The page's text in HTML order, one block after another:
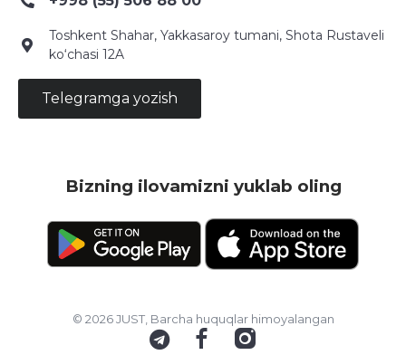
Toshkent Shahar, Yakkasaroy tumani, Shota Rustaveli
ko‘chasi 12A
Telegramga yozish
Bizning ilovamizni yuklab oling
© 2026 JUST, Barcha huquqlar himoyalangan